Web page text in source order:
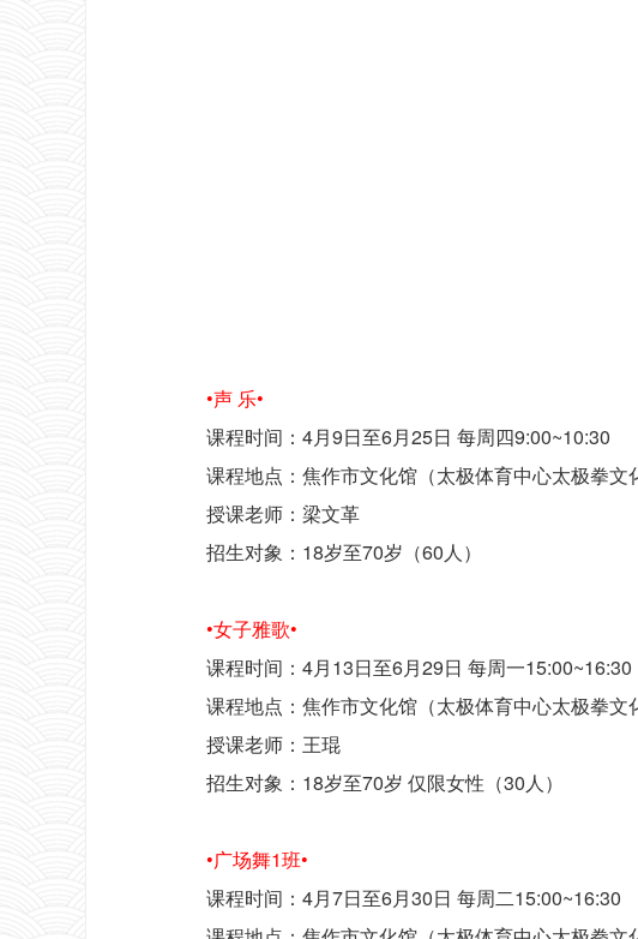
•声 乐•
课程时间：4月9日至6月25日 每周四9:00~10:30
课程地点：焦作市文化馆（太极体育中心太极拳文
授课老师：梁文革
招生对象：18岁至70岁（60人）
•女子雅歌•
课程时间：4月13日至6月29日 每周一15:00~16:30
课程地点：焦作市文化馆（太极体育中心太极拳文
授课老师：王琨
招生对象：18岁至70岁 仅限女性（30人）
•广场舞1班•
课程时间：4月7日至6月30日 每周二15:00~16:30